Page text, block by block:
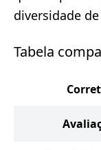
diversidade
Tabela